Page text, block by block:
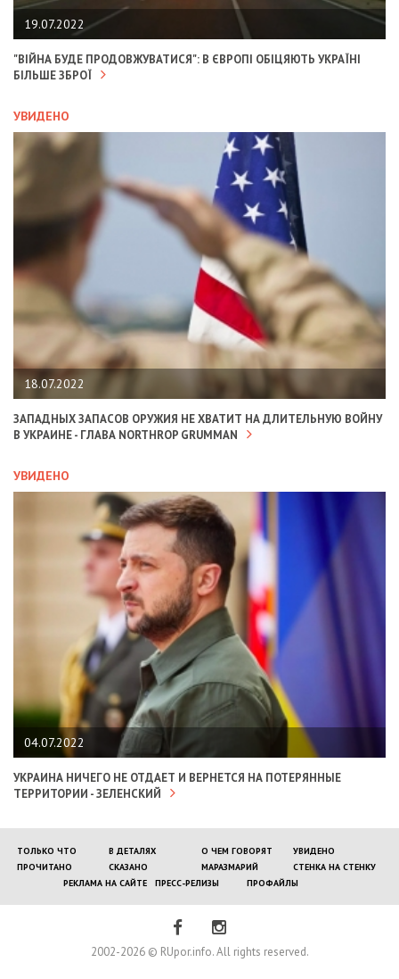
19.07.2022
"ВІЙНА БУДЕ ПРОДОВЖУВАТИСЯ": В ЄВРОПІ ОБІЦЯЮТЬ УКРАЇНІ
БІЛЬШЕ ЗБРОЇ
УВИДЕНО
18.07.2022
ЗАПАДНЫХ ЗАПАСОВ ОРУЖИЯ НЕ ХВАТИТ НА ДЛИТЕЛЬНУЮ ВОЙНУ
В УКРАИНЕ - ГЛАВА NORTHROP GRUMMAN
УВИДЕНО
04.07.2022
УКРАИНА НИЧЕГО НЕ ОТДАЕТ И ВЕРНЕТСЯ НА ПОТЕРЯННЫЕ
ТЕРРИТОРИИ - ЗЕЛЕНСКИЙ
ТОЛЬКО ЧТО В ДЕТАЛЯХ О ЧЕМ ГОВОРЯТ
УВИДЕНО
ПРОЧИТАНО
СКАЗАНО МАРАЗМАРИЙ
СТЕНКА НА СТЕНКУ
РЕКЛАМА НА САЙТЕ
ПРЕСС-РЕЛИЗЫ ПРОФАЙЛЫ
2002-2026 © RUpor.info. All rights reserved.